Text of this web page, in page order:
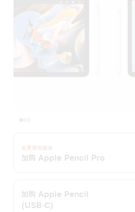
免费镌刻服务
加购 Apple Pencil Pro
加购 Apple Pencil
(USB‑C)